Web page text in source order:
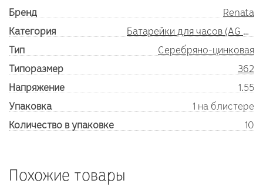
Бренд
Renata
Категория
Батарейки для часов (AG SR)
Тип
Серебряно-цинковая
Типоразмер
362
Напряжение
1.55
Упаковка
1 на блистере
Количество в упаковке
10
Похожие товары